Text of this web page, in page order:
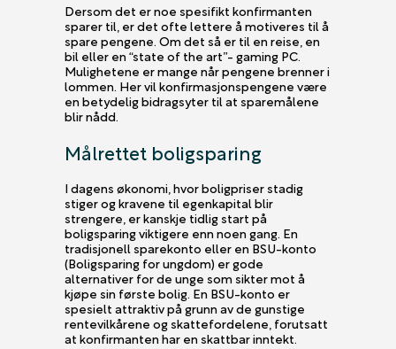
Dersom det er noe spesifikt konfirmanten
sparer til, er det ofte lettere å motiveres til å
spare pengene. Om det så er til en reise, en
bil eller en “state of the art”- gaming PC.
Mulighetene er mange når pengene brenner i
lommen. Her vil konfirmasjonspengene være
en betydelig bidragsyter til at sparemålene
blir nådd.
Målrettet boligsparing
I dagens økonomi, hvor boligpriser stadig
stiger og kravene til egenkapital blir
strengere, er kanskje tidlig start på
boligsparing viktigere enn noen gang. En
tradisjonell sparekonto eller en BSU-konto
(Boligsparing for ungdom) er gode
alternativer for de unge som sikter mot å
kjøpe sin første bolig. En BSU-konto er
spesielt attraktiv på grunn av de gunstige
rentevilkårene og skattefordelene, forutsatt
at konfirmanten har en skattbar inntekt.